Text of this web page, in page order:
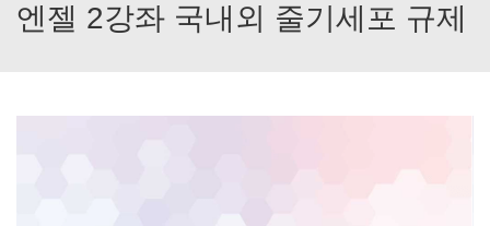
엔젤 2강좌 국내외 줄기세포 규제